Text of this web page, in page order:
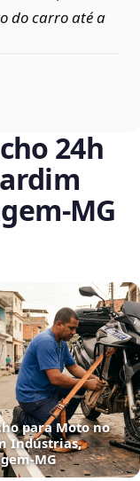
do carro até a
24h
para Moto no
Indústrias,